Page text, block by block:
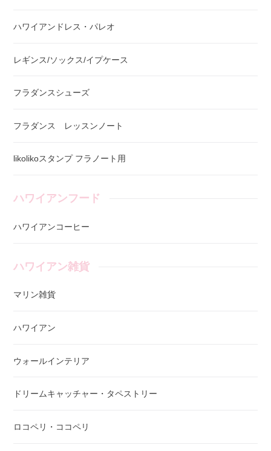
ハワイアンドレス・パレオ
レギンス/ソックス/イプケース
フラダンスシューズ
フラダンス レッスンノート
likolikoスタンプ フラノート用
ハワイアンフード
ハワイアンコーヒー
ハワイアン雑貨
マリン雑貨
ハワイアン
ウォールインテリア
ドリームキャッチャー・タペストリー
ロコペリ・ココペリ